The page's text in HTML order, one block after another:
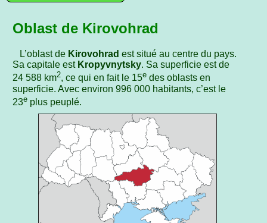
Oblast de Kirovohrad
L’oblast de Kirovohrad est situé au centre du pays.
Sa capitale est Kropyvnytsky. Sa superficie est de
24 588 km2, ce qui en fait le 15e des oblasts en
superficie. Avec environ 996 000 habitants, c’est le
23e plus peuplé.